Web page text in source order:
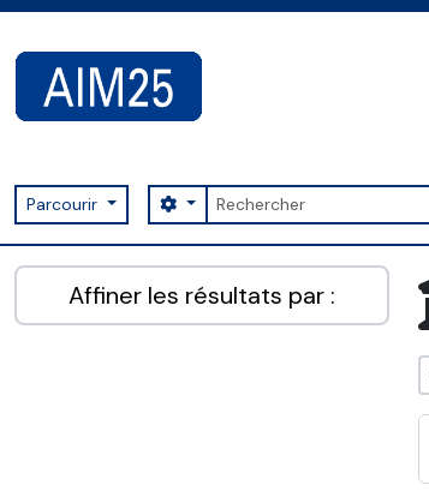
Parcourir Rechercher
Search options
AIM25 - AtoM 2.8.2
Affiner les résultats par :